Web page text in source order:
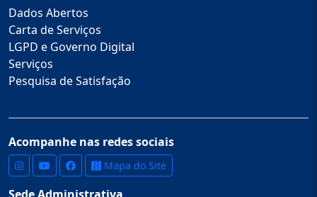
Dados Abertos
Carta de Serviços
LGPD e Governo Digital
Serviços
Pesquisa de Satisfação
Acompanhe nas redes sociais
Mapa do Site